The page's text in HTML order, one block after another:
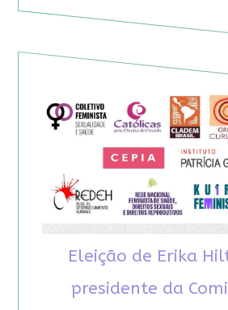
Eleição de Erika
presidente da